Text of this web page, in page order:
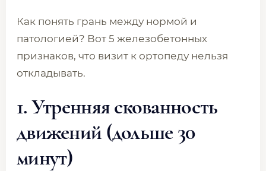
Как понять грань между нормой и
патологией? Вот 5 железобетонных
признаков, что визит к ортопеду нельзя
откладывать.
1. Утренняя скованность
движений (дольше 30
минут)